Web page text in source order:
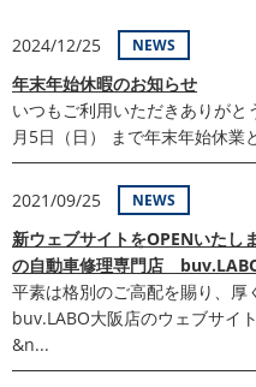
2024/12/25 NEWS
年末年始休暇のお知らせ
いつもご利用いただきありが
月5日（日） まで年末年始休業
2021/09/25 NEWS
新ウェブサイトをOPENいたし
の自動車修理専門店
平素は格別のご高配を賜り、厚
buv.LABO大阪店のウェブサイ
&n...